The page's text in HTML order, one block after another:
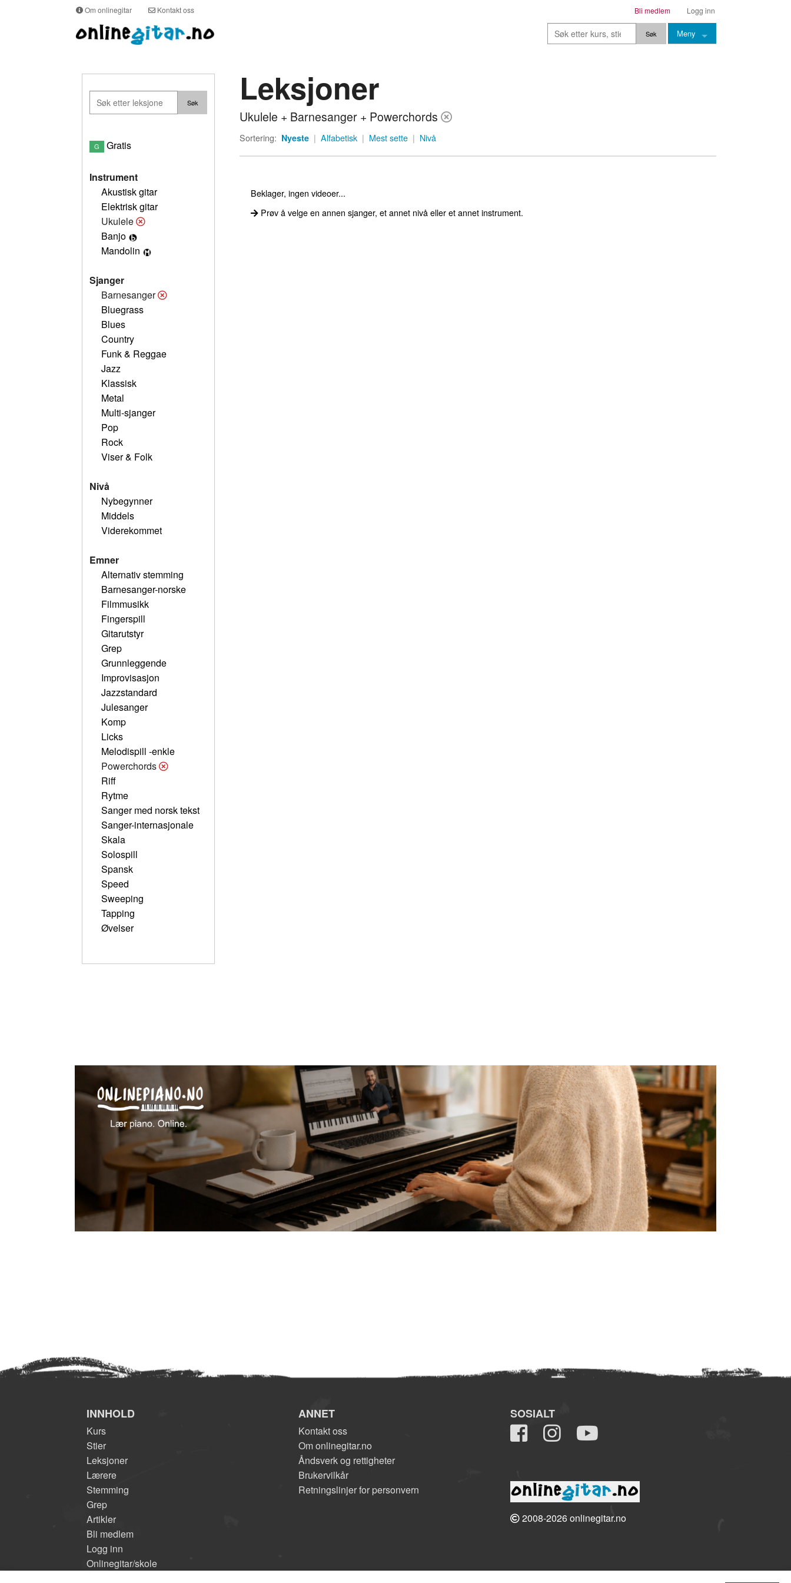
Om onlinegitar Kontakt oss Logg inn
Bli medlem
Meny
Stemming
G Gratis
Instrument
Akustisk gitar
Elektrisk gitar
Ukulele
Banjo
Mandolin
Sjanger
Barnesanger
Bluegrass
Blues
Country
Funk & Reggae
Jazz
Klassisk
Metal
Multi-sjanger
Pop
Rock
Viser & Folk
Nivå
Nybegynner
Middels
Viderekommet
Emner
Alternativ stemming
Barnesanger-norske
Filmmusikk
Fingerspill
Gitarutstyr
Grep
Grunnleggende
Improvisasjon
Jazzstandard
Julesanger
Komp
Licks
Melodispill -enkle
Powerchords
Riff
Rytme
Sanger med norsk tekst
Sanger-internasjonale
Skala
Solospill
Spansk
Speed
Sweeping
Tapping
Øvelser
Leksjoner
Ukulele + Barnesanger + Powerchords
Sortering: Nyeste | Alfabetisk | Mest sette | Nivå
Beklager, ingen videoer...
Prøv å velge en annen sjanger, et annet nivå eller et annet instrument.
INNHOLD
Kurs
Stier
Leksjoner
Lærere
Stemming
Grep
Artikler
Bli medlem
Logg inn
Onlinegitar/skole
ANNET
Kontakt oss
Om onlinegitar.no
Åndsverk og rettigheter
Brukervilkår
Retningslinjer for personvern
SOSIALT
2008-2026 onlinegitar.no